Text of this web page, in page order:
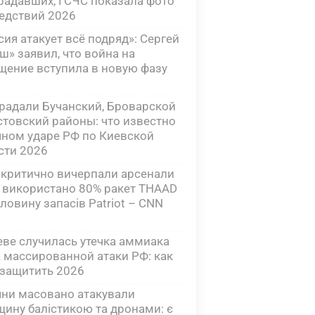
2026
атакует всё подряд»: Сергей
заявил, что война на
вступила в новую фазу
Бучанский, Броварской
районы: что известно
ударе РФ по Киевской
2026
вичерпали арсенали
використано 80% ракет THAAD
запасів Patriot – CNN
случилась утечка аммиака
массированной атаки РФ: как
защитить 2026
масовано атакували
балістикою та дронами: є